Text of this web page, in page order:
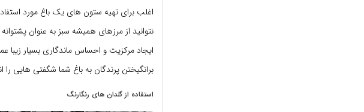
اغلب برای تهیه ستون های یک باغ مورد
نتوانید از مرزهای همیشه سبز به عنوان
ایجاد مرکزیت و احساس ماندگاری بسیار زیبا
برانگیختن پرندگان به باغ شما شگفتی هایی
استفاده از گلدان های رنگارنگ